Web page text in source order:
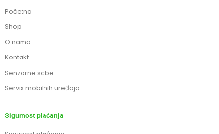
Početna
Shop
O nama
Kontakt
Senzorne sobe
Servis mobilnih uređaja
Sigurnost plaćanja